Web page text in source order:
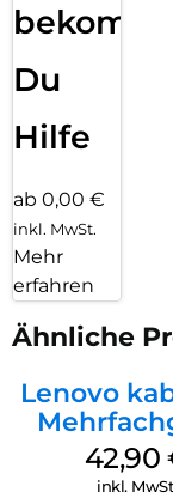
bekommst
Du
Hilfe
ab 0,00 €
inkl. MwSt.
Mehr
erfahren
Ähnliche
Lenovo
Luna
42,90
inkl.